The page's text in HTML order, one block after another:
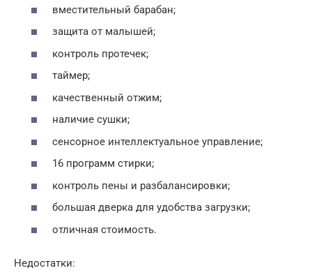
вместительный барабан;
защита от малышей;
контроль протечек;
таймер;
качественный отжим;
наличие сушки;
сенсорное интеллектуальное управление;
16 программ стирки;
контроль пены и разбалансировки;
большая дверка для удобства загрузки;
отличная стоимость.
Недостатки: